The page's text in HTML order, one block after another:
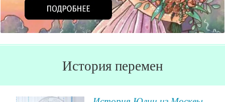
История перемен